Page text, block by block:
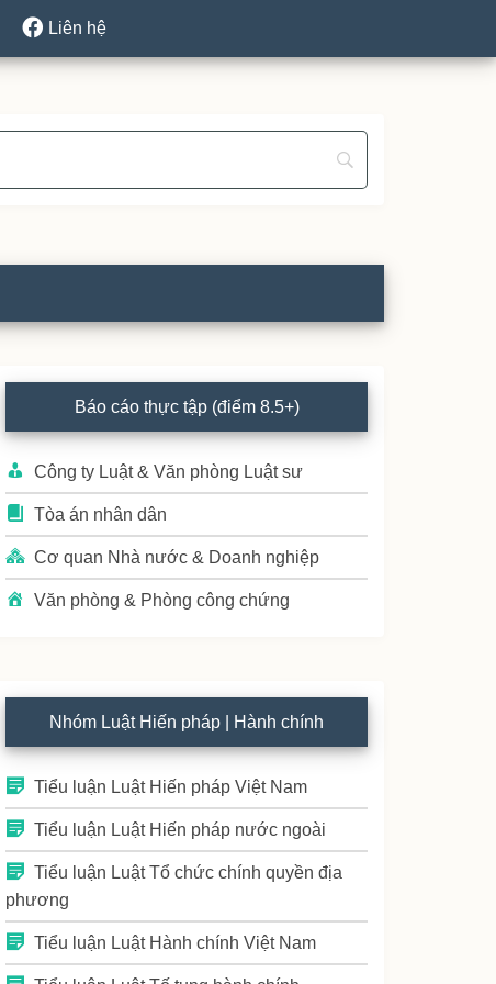
Liên hệ
Primary
Sidebar
Báo cáo thực tập (điểm 8.5+)
Công ty Luật & Văn phòng Luật sư
Tòa án nhân dân
Cơ quan Nhà nước & Doanh nghiệp
Văn phòng & Phòng công chứng
Nhóm Luật Hiến pháp | Hành chính
Tiểu luận Luật Hiến pháp Việt Nam
Tiểu luận Luật Hiến pháp nước ngoài
Tiểu luận Luật Tổ chức chính quyền địa
phương
Tiểu luận Luật Hành chính Việt Nam